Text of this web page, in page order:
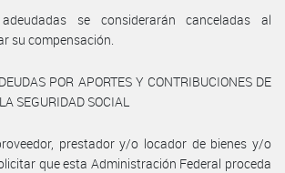
se considerarán canceladas al
su compensación.
POR APORTES Y CONTRIBUCIONES DE
SEGURIDAD SOCIAL
prestador y/o locador de bienes y/o
que esta Administración Federal proceda